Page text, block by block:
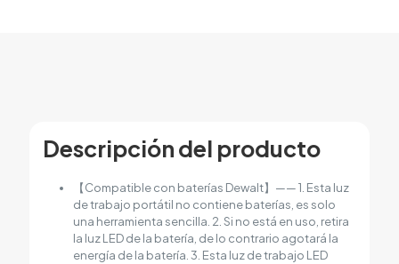
Descripción del producto
【Compatible con baterías Dewalt】—— 1. Esta luz
de trabajo portátil no contiene baterías, es solo
una herramienta sencilla. 2. Si no está en uso, retira
la luz LED de la batería, de lo contrario agotará la
energía de la batería. 3. Esta luz de trabajo LED